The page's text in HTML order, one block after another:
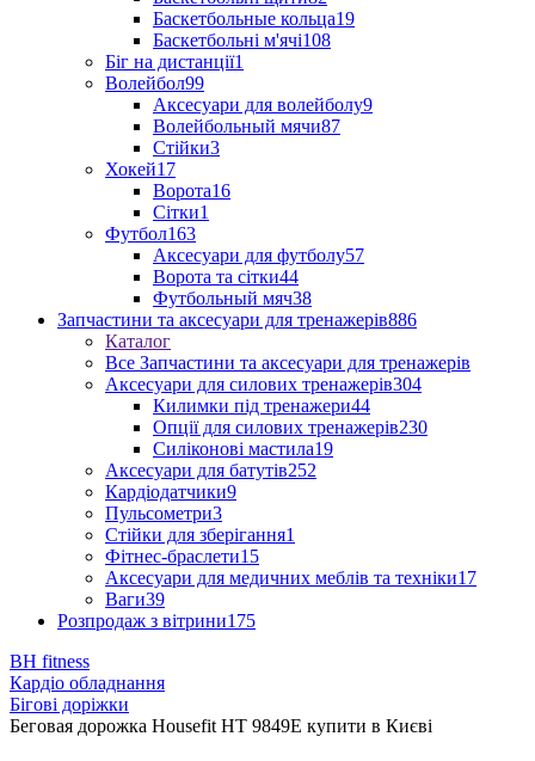
Баскетбольные кольца19
Баскетбольні м'ячі108
Біг на дистанції1
Волейбол99
Аксесуари для волейболу9
Волейбольный мячи87
Стійки3
Хокей17
Ворота16
Сітки1
Футбол163
Аксесуари для футболу57
Ворота та сітки44
Футбольный мяч38
Запчастини та аксесуари для тренажерів886
Каталог
Все Запчастини та аксесуари для тренажерів
Аксесуари для силових тренажерів304
Килимки під тренажери44
Опції для силових тренажерів230
Силіконові мастила19
Аксесуари для батутів252
Кардіодатчики9
Пульсометри3
Стійки для зберігання1
Фітнес-браслети15
Аксесуари для медичних меблів та техніки17
Ваги39
Розпродаж з вітрини175
BH fitness
Кардіо обладнання
Бігові доріжки
Беговая дорожка Housefit HТ 9849E купити в Києві